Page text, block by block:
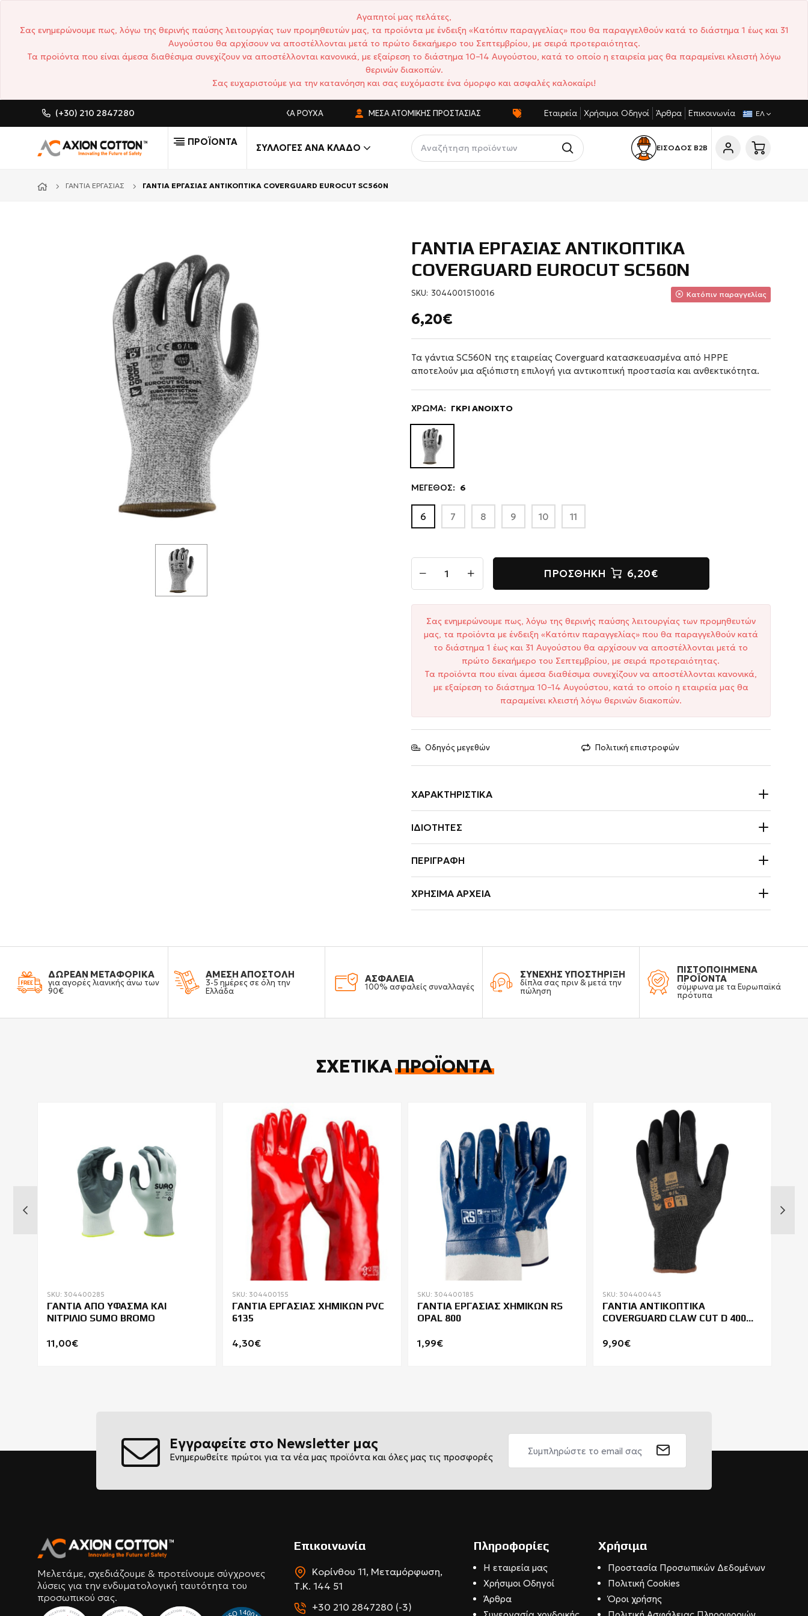
Αγαπητοί μας πελάτες,
Σας ενημερώνουμε πως, λόγω της θερινής παύσης λειτουργίας των προμηθευτών μας, τα προϊόντα με ένδειξη «Κατόπιν παραγγελίας» που θα παραγγελθούν κατά το διάστημα 1 έως και 31
Αυγούστου θα αρχίσουν να αποστέλλονται μετά το πρώτο δεκαήμερο του Σεπτεμβρίου, με σειρά προτεραιότητας.
Τα προϊόντα που είναι άμεσα διαθέσιμα συνεχίζουν να αποστέλλονται κανονικά, με εξαίρεση το διάστημα 10–14 Αυγούστου, κατά το οποίο η εταιρεία μας θα παραμείνει κλειστή λόγω
θερινών διακοπών.
Σας ευχαριστούμε για την κατανόηση και σας ευχόμαστε ένα όμορφο και ασφαλές καλοκαίρι!
(+30) 210 2847280 CUSTOM MADE ΕΠΑΓΓΕΛΜΑΤΙΚΆ ΡΟΎΧΑ ΜΈΣΑ ΑΤΟΜΙΚΉΣ ΠΡΟΣΤΑΣΊΑΣ ΑΝΤΑΓΩΝΙΣΤΙΚΈΣ ΤΙΜΈΣ ΣΎΝΤΟΜΟΙ ΧΡΌΝΟΙ ΠΑΡΆΔΟΣΗΣ
Εταιρεία Χρήσιμοι Οδηγοί Άρθρα Επικοινωνία ΕΛ
ΠΡΟΪΟΝΤΑ
ΣΥΛΛΟΓΈΣ ΑΝΆ ΚΛΆΔΟ ΕΙΣΟΔΟΣ Β2Β
ΓΆΝΤΙΑ ΕΡΓΑΣΊΑΣ ΓΑΝΤΙΑ ΕΡΓΑΣΙΑΣ ΑΝΤΙΚΟΠΤΙΚΑ COVERGUARD EUROCUT SC560N
ΓΑΝΤΙΑ ΕΡΓΑΣΙΑΣ ΑΝΤΙΚΟΠΤΙΚΑ
COVERGUARD EUROCUT SC560N
SKU: 3044001510016 Κατόπιν παραγγελίας
6,20€
Τα γάντια SC560N της εταιρείας Coverguard κατασκευασμένα από HPPE
αποτελούν μια αξιόπιστη επιλογή για αντικοπτική προστασία και ανθεκτικότητα.
ΧΡΩΜΑ: ΓΚΡΙ ΑΝΟΙΧΤΟ
ΜΕΓΕΘΟΣ: 6
6 7 8 9 10 11
ΠΡΟΣΘΉΚΗ 6,20€
Σας ενημερώνουμε πως, λόγω της θερινής παύσης λειτουργίας των προμηθευτών
μας, τα προϊόντα με ένδειξη «Κατόπιν παραγγελίας» που θα παραγγελθούν κατά
το διάστημα 1 έως και 31 Αυγούστου θα αρχίσουν να αποστέλλονται μετά το
πρώτο δεκαήμερο του Σεπτεμβρίου, με σειρά προτεραιότητας.
Τα προϊόντα που είναι άμεσα διαθέσιμα συνεχίζουν να αποστέλλονται κανονικά,
με εξαίρεση το διάστημα 10–14 Αυγούστου, κατά το οποίο η εταιρεία μας θα
παραμείνει κλειστή λόγω θερινών διακοπών.
Οδηγός μεγεθών Πολιτική επιστροφών
ΧΑΡΑΚΤΗΡΙΣΤΙΚΆ
ΙΔΙΌΤΗΤΕΣ
ΠΕΡΙΓΡΑΦΉ
ΧΡΉΣΙΜΑ ΑΡΧΕΊΑ
ΔΩΡΕΑΝ ΜΕΤΑΦΟΡΙΚΑ
για αγορές λιανικής άνω των
90€
ΑΜΕΣΗ ΑΠΟΣΤΟΛΗ
3-5 ημέρες σε όλη την
Ελλάδα
ΑΣΦΑΛΕΙΑ
100% ασφαλείς συναλλαγές
ΣΥΝΕΧΗΣ ΥΠΟΣΤΗΡΙΞΗ
δίπλα σας πριν & μετά την
πώληση
ΠΙΣΤΟΠΟΙΗΜΕΝΑ
ΠΡΟΪΟΝΤΑ
σύμφωνα με τα Ευρωπαϊκά
πρότυπα
ΣΧΕΤΙΚΆΠΡΟΪΌΝΤΑ
SKU: 304400285
ΓΑΝΤΙΑ ΑΠΟ ΥΦΑΣΜΑ ΚΑΙ
ΝΙΤΡΙΛΙΟ SUMO BROMO
11,00€
SKU: 304400155
ΓΑΝΤΙΑ ΕΡΓΑΣΙΑΣ ΧΗΜΙΚΩΝ PVC
6135
4,30€
SKU: 304400185
ΓΑΝΤΙΑ ΕΡΓΑΣΙΑΣ ΧΗΜΙΚΩΝ RS
OPAL 800
1,99€
SKU: 304400443
ΓΑΝΤΙΑ ΑΝΤΙΚΟΠΤΙΚΑ
COVERGUARD CLAW CUT D 400
9,90€
Εγγραφείτε στο Newsletter μας
Ενημερωθείτε πρώτοι για τα νέα μας προϊόντα και όλες μας τις προσφορές
Μελετάμε, σχεδιάζουμε & προτείνουμε σύγχρονες
λύσεις για την ενδυματολογική ταυτότητα του
προσωπικού σας.
Επικοινωνία
Κορίνθου 11, Μεταμόρφωση,
Τ.Κ. 144 51
+30 210 2847280 (-3)
Πληροφορίες
Η εταιρεία μας
Χρήσιμοι Οδηγοί
Άρθρα
Χρήσιμα
Προστασία Προσωπικών Δεδομένων
Πολιτική Cookies
Όροι χρήσης